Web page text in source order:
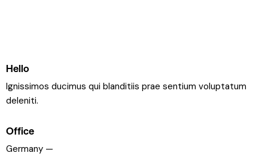
Hello
Ignissimos ducimus qui blanditiis prae sentium voluptatum
deleniti.
Office
Germany —